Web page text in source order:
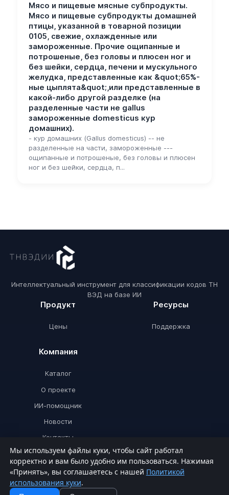
Мясо и пищевые мясные субпродукты.
Мясо и пищевые субпродукты домашней
птицы, указанной в товарной позиции
0105, свежие, охлажденные или
замороженные. Прочие ощипанные и
потрошеные, без головы и плюсен ног и
без шейки, сердца, печени и мускульного
желудка, представленные как &quot;65%-
ные цыплята&quot;,или представленные в
какой-либо другой разделке (на
разделенные части не gallus
замороженные domesticus кур
домашних).
- кур домашних (Gallus domesticus) -- не
разделенные на части, замороженные ---
ощипанные и потрошеные, без головы и плюсен
ног и без шейки, сердца, п...
Интеллектуальный инструмент для классификации кодов ТН
ВЭД на базе ИИ
Продукт
Цены
Ресурсы
Поддержка
Компания
Каталог
О проекте
ИИ-помощник
Новости
Контакты
© ТНВЭДИИ 2026. Все права защищены.
Политика конфиденциальности
Мы используем файлы куки, чтобы сайт работал
корректно и вам было удобно им пользоваться. Нажимая
«Принять», вы соглашаетесь с нашей Политикой
использования куки.